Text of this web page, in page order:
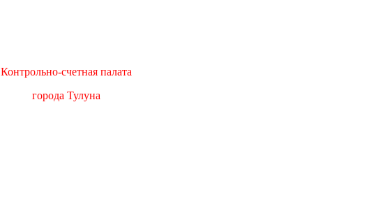
Контрольно-счетная палата
города Тулуна